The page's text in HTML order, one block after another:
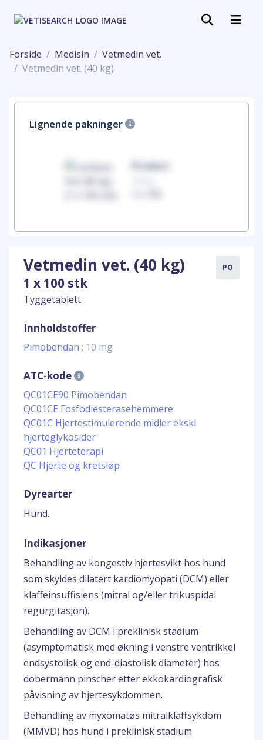
Forside Medisin
Vetmedin vet.
Vetmedin vet. (40 kg)
Lignende pakninger
Product
Vetmedin vet. (40 kg)
1 x 100 stk
Tyggetablett
PO
Innholdstoffer
Pimobendan : 10 mg
ATC-kode
QC01CE90 Pimobendan
QC01CE Fosfodiesterasehemmere
QC01C Hjertestimulerende midler ekskl.
hjerteglykosider
QC01 Hjerteterapi
QC Hjerte og kretsløp
Dyrearter
Hund.
Indikasjoner
Behandling av kongestiv hjertesvikt hos hund
som skyldes dilatert kardiomyopati (DCM) eller
klaffeinsuffisiens (mitral og/eller trikuspidal
regurgitasjon).
Behandling av DCM i preklinisk stadium
(asymptomatisk med økning i venstre ventrikkel
endsystolisk og end-diastolisk diameter) hos
dobermann pinscher etter ekkokardiografisk
påvisning av hjertesykdommen.
Behandling av myxomatøs mitralklaffsykdom
(MMVD) hos hund i preklinisk stadium